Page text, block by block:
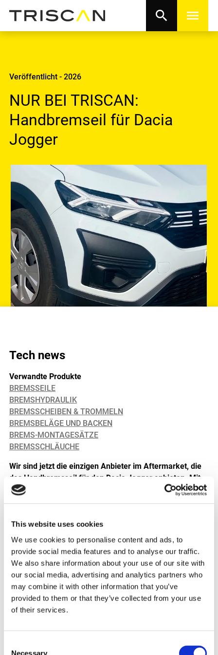
This website uses cookies
We use cookies to personalise content and ads, to
provide social media features and to analyse our traffic.
We also share information about your use of our site with
our social media, advertising and analytics partners who
may combine it with other information that you’ve
provided to them or that they’ve collected from your use
of their services.
Necessary
search menu
Veröffentlicht - 2026
NUR BEI TRISCAN:
Handbremseil für Dacia
Jogger
Tech news
Verwandte Produkte
BREMSSEILE
BREMSHYDRAULIK
BREMSSCHEIBEN & TROMMELN
BREMSBELÄGE UND BACKEN
BREMS-MONTAGESÄTZE
BREMSSCHLÄUCHE
Wir sind jetzt die einzigen Anbieter im Aftermarket, die
das Handbremsseil für den Dacia Jogger anbieten. Mit
der Ergänzung unseres Programms an
Handbremsseilen, das größte in Europa, sind wir auf